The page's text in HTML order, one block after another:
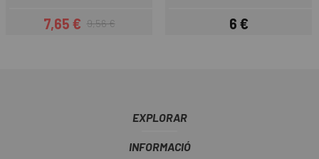
Preu
7,65 €Preu regular
9,56 €
Preu
6 €
EXPLORAR
INFORMACIÓ